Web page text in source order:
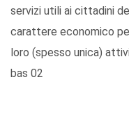
servizi utili ai cittadini
carattere economico
loro (spesso unica)
bas 02